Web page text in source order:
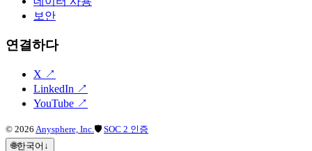
보안
연결하다
X ↗
LinkedIn ↗
YouTube ↗
© 2026 Anysphere, Inc. 🛡 SOC 2 인증
🌐한국어 ↓